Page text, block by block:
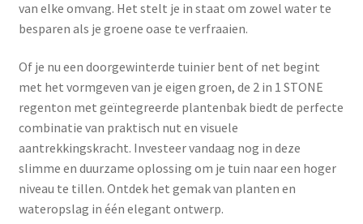
van elke omvang. Het stelt je in staat om zowel water te
besparen als je groene oase te verfraaien.
Of je nu een doorgewinterde tuinier bent of net begint
met het vormgeven van je eigen groen, de 2 in 1 STONE
regenton met geïntegreerde plantenbak biedt de perfecte
combinatie van praktisch nut en visuele
aantrekkingskracht. Investeer vandaag nog in deze
slimme en duurzame oplossing om je tuin naar een hoger
niveau te tillen. Ontdek het gemak van planten en
wateropslag in één elegant ontwerp.